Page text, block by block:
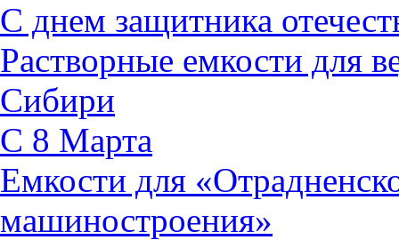
С днем защитника
Растворные емкости для
Сибири
C 8 Марта
Емкости для
машиностроения»